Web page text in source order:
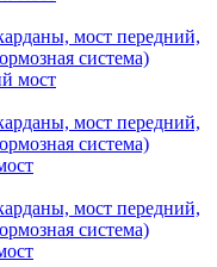
мост передний,
система)
мост
мост передний,
система)
мост передний,
система)